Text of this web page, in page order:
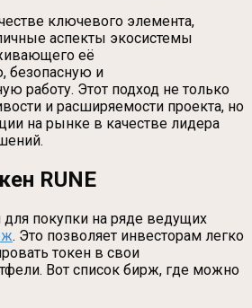
ключевого элемента,
аспекты экосистемы
её
безопасную и
работу. Этот подход не только
и расширяемости проекта, но
на рынке в качестве лидера
RUNE
для покупки на ряде ведущих
. Это позволяет инвесторам легко
токен в свои
Вот список бирж, где можно